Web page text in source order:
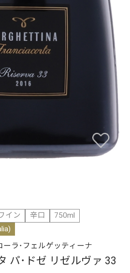
イン 辛口
750ml
ラ･フェルゲッティーナ
パ･ドゼ リゼルヴァ 33